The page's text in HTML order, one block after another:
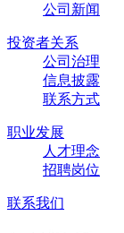
公司新闻
投资者关系
公司治理
信息披露
联系方式
职业发展
人才理念
招聘岗位
联系我们